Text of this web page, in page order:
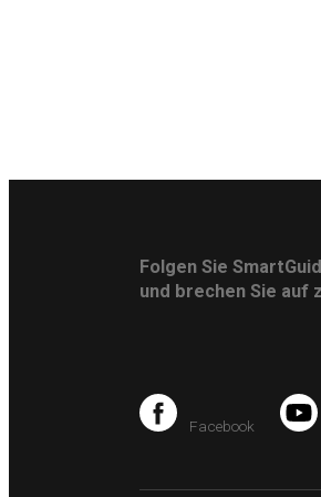
Folgen Sie
und brechen Sie auf
Facebook